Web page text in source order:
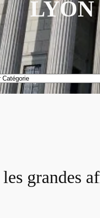
grandes